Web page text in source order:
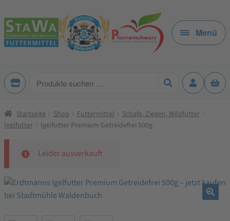
Zur
Navigation
springen
Zum
Inhalt
springen
Menü
Produkte
Startseite Shop Futtermittel
Schafe, Ziegen, Wildfutter
Igelfutter
Igelfutter Premium Getreidefrei 500g
Leider ausverkauft